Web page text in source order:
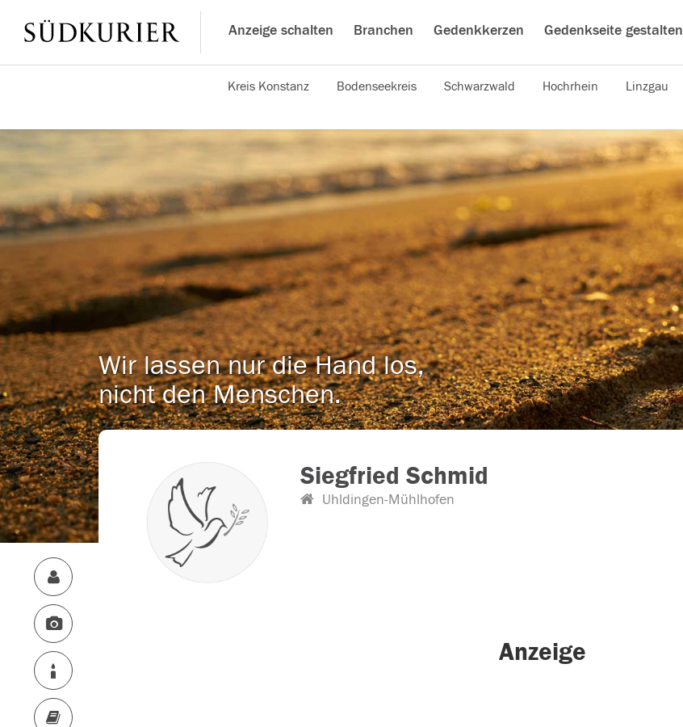
Anzeige schalten Branchen Gedenkkerzen Gedenkseite gestalten
Kreis Konstanz Bodenseekreis Schwarzwald Hochrhein Linzgau
Wir lassen nur die Hand los,
nicht den Menschen.
Siegfried Schmid
Uhldingen-Mühlhofen
Anzeige